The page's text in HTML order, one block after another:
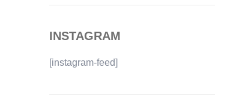
INSTAGRAM
[instagram-feed]